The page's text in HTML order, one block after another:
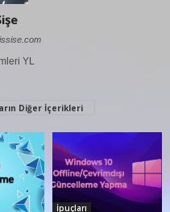
YL
Diğer İçerikleri
İpuçları